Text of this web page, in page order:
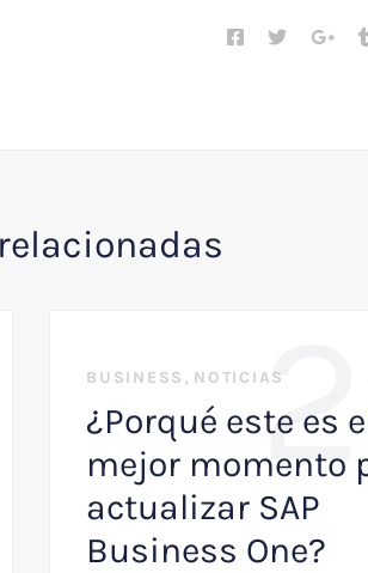
BUSINESS , NOTICIAS
¿Porqué este es
mejor momento
actualizar SAP
Business One?